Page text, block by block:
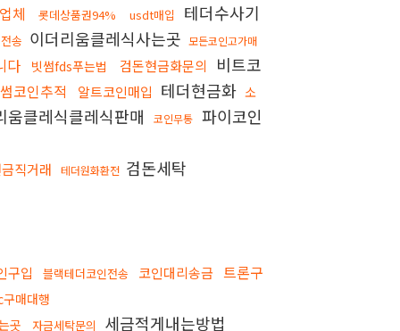
체 롯데상품권94% usdt매입
테더수사기
송 이더리움클레식사는곳 모든코인고가매
다 빗썸fds푸는법 검돈현금화문의
비트코
코인추적 알트코인매입 테더현금화 소
움클레식클레식판매 코인무통 파이코인
직거래 테더원화환전 검돈세탁
구입 블랙테더코인전송 코인대리송금 트론구
매대행
곳 자금세탁문의 세금적게내는방법